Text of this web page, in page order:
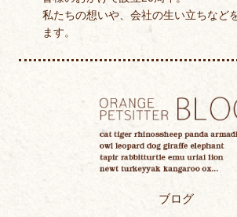
私たちの想いや、会社の生い立ちなど
ます。
ブログ